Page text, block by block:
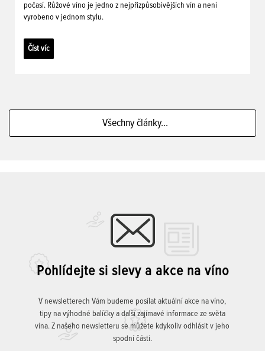
počasí. Růžové víno je jedno z nejpřizpůsobivějších vín a není
vyrobeno v jednom stylu.
Číst víc
Všechny články...
Pohlídejte si slevy a akce na víno
V newsletterech Vám budeme posílat aktuální akce na víno,
tipy na výhodné balíčky a další zajímavé informace ze světa
vína. Z našeho newsletteru se můžete kdykoliv odhlásit v jeho
spodní části.